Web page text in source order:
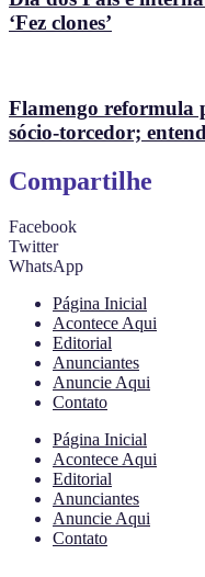
‘Fez clones’
Flamengo reformula
sócio-torcedor;
Compartilhe
Facebook
Twitter
WhatsApp
Página Inicial
Acontece Aqui
Editorial
Anunciantes
Anuncie Aqui
Contato
Página Inicial
Acontece Aqui
Editorial
Anunciantes
Anuncie Aqui
Contato